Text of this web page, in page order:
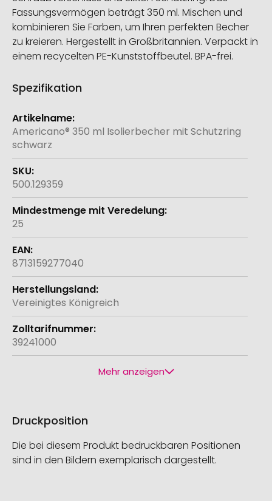
Fassungsvermögen beträgt 350 ml. Mischen und
kombinieren Sie Farben, um Ihren perfekten Becher
zu kreieren. Hergestellt in Großbritannien. Verpackt in
einem recycelten PE-Kunststoffbeutel. BPA-frei.
Spezifikation
Weitere
Informationen
Americano® 350 ml Isolierbecher mit Schutzring
schwarz
500.129359
25
8713159277040
Vereinigtes Königreich
39241000
Mehr anzeigen
Druckposition
Die bei diesem Produkt bedruckbaren Positionen
sind in den Bildern exemplarisch dargestellt.